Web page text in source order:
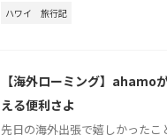
ハワイ 旅行記
【海外ローミング】ahamo
える便利さよ
先日の海外出張で嬉しかった